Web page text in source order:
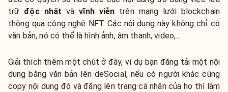
trữ độc nhất vàvĩnh viễn trên mạng lưới blockchain
thông qua công nghệ NFT. Các nội dung này không chỉ có
văn bản, nó có thể là hình ảnh, âm thanh, video,…
Giải thích thêm một chút ở đây, ví dụ bạn đăng tải một nội
dung bằng văn bản lên deSocial, nếu có người khác cũng
copy nội dung đó và đăng lên trang cá nhân của họ thì làm